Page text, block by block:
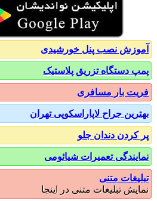
آموزش نصب پنل خورشیدی
پمپ دستگاه تزریق پلاستیک
فریت بار مسافری
بهترین جراح لاپاراسکوپی تهران
پر کردن دندان جلو
نمایندگی تعمیرات شیائومی
تبلیغات متنی
نمایش تبلیغات متنی در اینجا